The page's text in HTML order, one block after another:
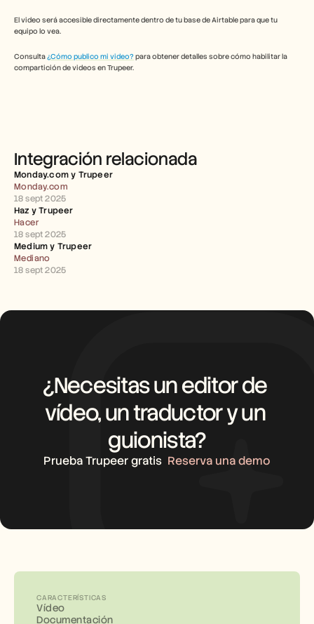
El video será accesible directamente dentro de tu base de Airtable para que tu
equipo lo vea.
Consulta ¿Cómo publico mi video? para obtener detalles sobre cómo habilitar la
compartición de videos en Trupeer.
Integración relacionada
Monday.com y Trupeer
Monday.com
18 sept 2025
Haz y Trupeer
Hacer
18 sept 2025
Medium y Trupeer
Mediano
18 sept 2025
¿Necesitas un editor de
vídeo, un traductor y un
guionista?
Prueba Trupeer gratis Reserva una demo
CARACTERÍSTICAS
Vídeo
Documentación
Empleo